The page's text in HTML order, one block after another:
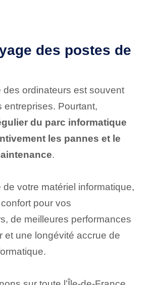
des postes de
des ordinateurs est souvent
entreprises. Pourtant,
du parc informatique
les pannes et le
.
de votre matériel informatique,
pour vos
de meilleures performances
et une longévité accrue de